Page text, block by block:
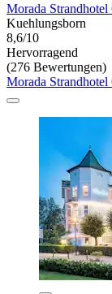
Morada Strandhotel
Kuehlungsborn
8,6/10
Hervorragend
(276 Bewertungen)
Morada Strandhotel